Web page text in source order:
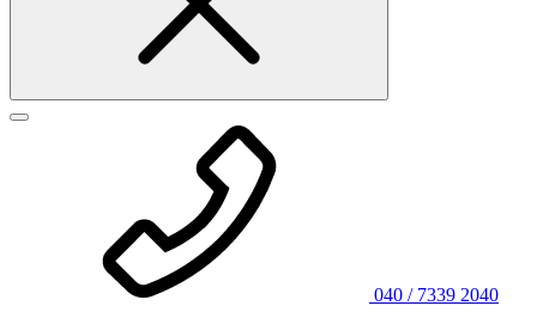
040 / 7339 2040